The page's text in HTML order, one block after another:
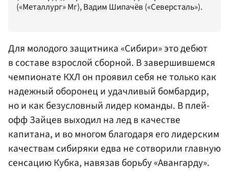
(«Металлург» Мг), Вадим Шипачёв («Северсталь»).
Для молодого защитника «Сибири» это дебют
в составе взрослой сборной. В завершившемся
чемпионате КХЛ он проявил себя не только как
надежный оборонец и удачливый бомбардир,
но и как безусловный лидер команды. В плей-
офф Зайцев выходил на лед в качестве
капитана, и во многом благодаря его лидерским
качествам сибиряки едва не сотворили главную
сенсацию Кубка, навязав борьбу «Авангарду».